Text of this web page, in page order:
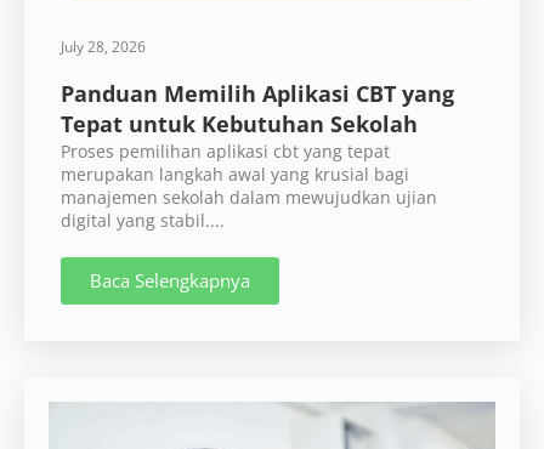
July 28, 2026
Panduan Memilih Aplikasi CBT yang
Tepat untuk Kebutuhan Sekolah
Proses pemilihan aplikasi cbt yang tepat
merupakan langkah awal yang krusial bagi
manajemen sekolah dalam mewujudkan ujian
digital yang stabil....
Baca Selengkapnya